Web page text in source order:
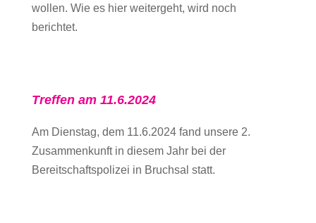
wollen. Wie es hier weitergeht, wird noch
berichtet.
Treffen am 11.6.2024
Am Dienstag, dem 11.6.2024 fand unsere 2.
Zusammenkunft in diesem Jahr bei der
Bereitschaftspolizei in Bruchsal statt.